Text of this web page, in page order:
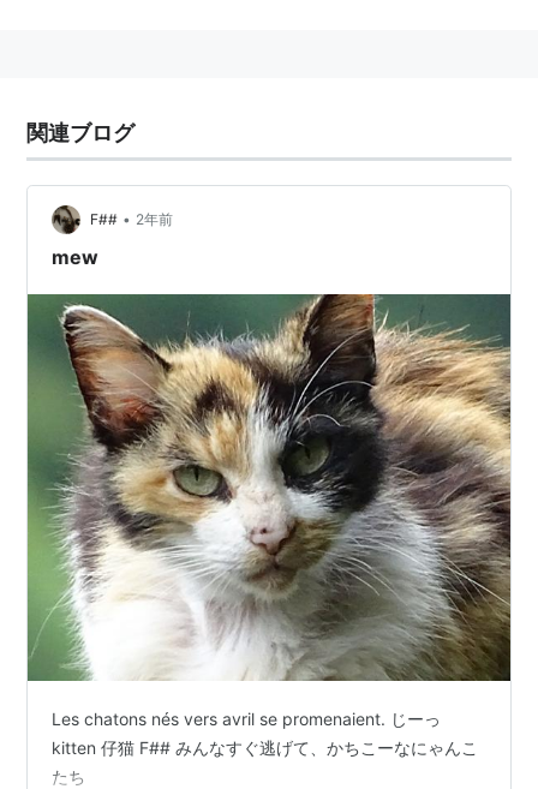
関連ブログ
F## • 2年前
mew
Les chatons nés vers avril se promenaient. じーっ
kitten 仔猫 F## みんなすぐ逃げて、かちこーなにゃんこ
たち